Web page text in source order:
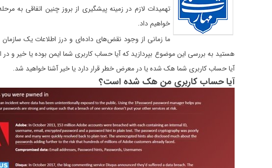
تهمیدات لازم در زمینه پیشگیری از بروز چنین اتفاقی به
خواهیم داد.
ما زمانی از وجود نقض‌های داده‌ای و درز اطلاعات یک
هستید به بررسی این موضوع بپردازید که آیا حساب کاربری شما ایمن بوده یا خیر و
آیا حساب کاربری شما هک شده یا در معرض خطر قرار دارد یا خیر آشنا خواهید شد.
آیا حساب کاربری من هک شده است؟